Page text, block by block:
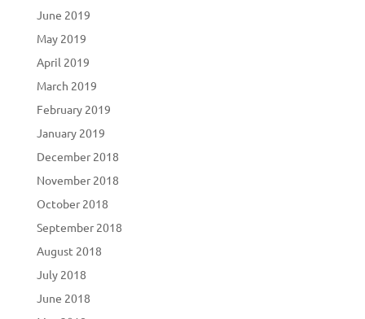
June 2019
May 2019
April 2019
March 2019
February 2019
January 2019
December 2018
November 2018
October 2018
September 2018
August 2018
July 2018
June 2018